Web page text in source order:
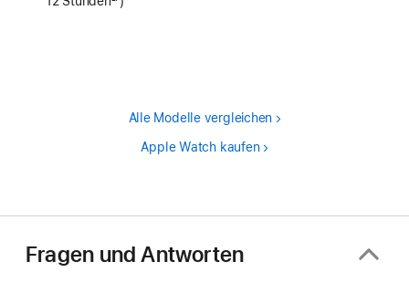
Alle Modelle vergleichen
Apple Watch kaufen
Fragen und Antworten